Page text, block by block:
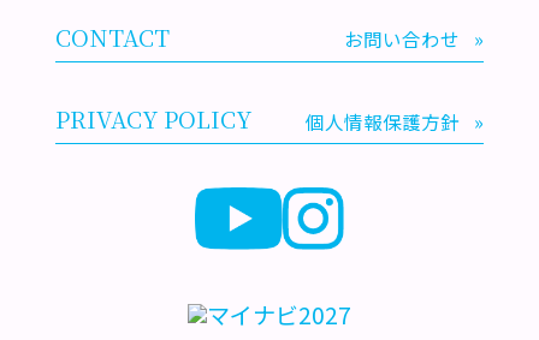
CONTACT お問い合わせ »
PRIVACY POLICY 個人情報保護方針 »